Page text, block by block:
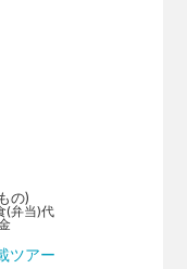
の)
(弁当)代
ツアー